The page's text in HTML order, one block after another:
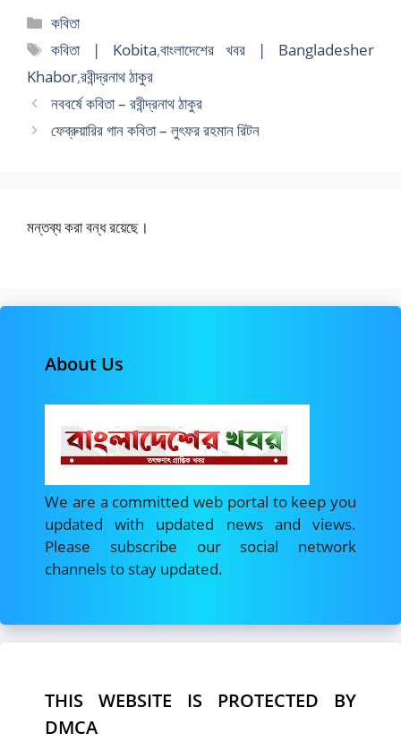
বিভাগ
সমূহ
কবিতা
ট্যাগ
সমূহ
কবিতা | Kobita,বাংলাদেশের খবর | Bangladesher
Khabor,রবীন্দ্রনাথ ঠাকুর
নববর্ষে কবিতা – রবীন্দ্রনাথ ঠাকুর
ফেব্রুয়ারির গান কবিতা – লুৎফর রহমান রিটন
মন্তব্য করা বন্ধ রয়েছে।
About Us
We are a committed web portal to keep you
updated with updated news and views.
Please subscribe our social network
channels to stay updated.
THIS WEBSITE IS PROTECTED BY
DMCA